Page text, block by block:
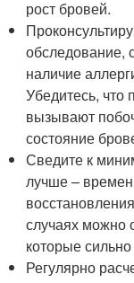
рост бровей.
обследование,
наличие
Убедитесь,
вызывают
состояние
Сведите к
лучше –
случаях можно
которые
Регулярно